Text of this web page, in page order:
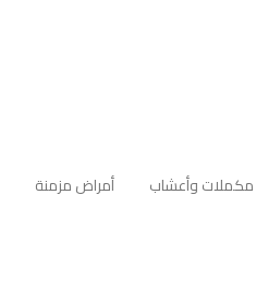
مكملات وأعشاب أمراض مزمنة